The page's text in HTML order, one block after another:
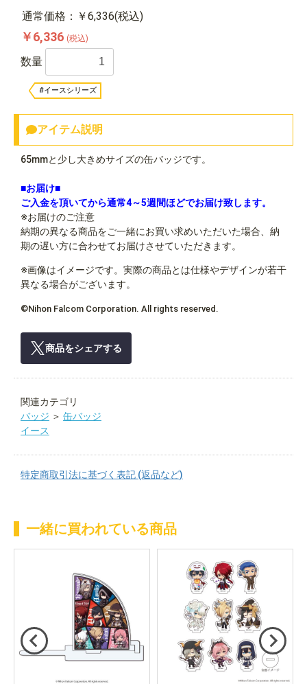
通常価格：￥6,336(税込)
￥6,336 (税込)
数量
#イースシリーズ
アイテム説明
65mmと少し大きめサイズの缶バッジです。
■お届け■
ご入金を頂いてから通常4～5週間ほどでお届け致します。
※お届けのご注意
納期の異なる商品をご一緒にお買い求めいただいた場合、納
期の遅い方に合わせてお届けさせていただきます。
※画像はイメージです。実際の商品とは仕様やデザインが若干
異なる場合がございます。
©Nihon Falcom Corporation. All rights reserved.
商品をシェアする
関連カテゴリ
バッジ ＞ 缶バッジ
イース
特定商取引法に基づく表記 (返品など)
一緒に買われている商品